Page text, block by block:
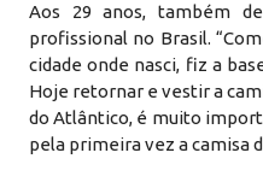
Aos 29 anos, também
profissional no Brasil.
cidade onde nasci, fiz a
Hoje retornar e vestir a
do Atlântico, é muito
pela primeira vez a camisa